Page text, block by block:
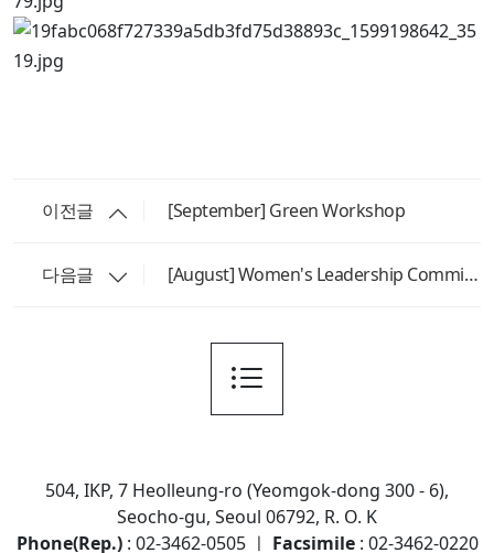
이전글 [September] Green Workshop
다음글 [August] Women's Leadership Committee
504, IKP, 7 Heolleung-ro (Yeomgok-dong 300 - 6),
Seocho-gu, Seoul 06792, R. O. K
Phone(Rep.): 02-3462-0505 ㅣ Facsimile: 02-3462-0220